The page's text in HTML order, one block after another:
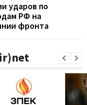
ударов по
РФ на
фронта